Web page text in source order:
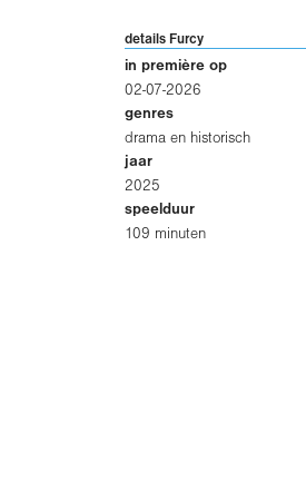
details Furcy
in première op
02-07-2026
genres
drama en historisch
jaar
2025
speelduur
109 minuten